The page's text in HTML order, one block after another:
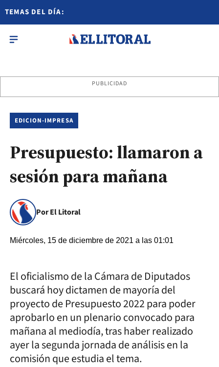
TEMAS DEL DÍA:
PUBLICIDAD
EDICION-IMPRESA
Presupuesto: llamaron a
sesión para mañana
Por El Litoral
Miércoles, 15 de diciembre de 2021 a las 01:01
El oficialismo de la Cámara de Diputados
buscará hoy dictamen de mayoría del
proyecto de Presupuesto 2022 para poder
aprobarlo en un plenario convocado para
mañana al mediodía, tras haber realizado
ayer la segunda jornada de análisis en la
comisión que estudia el tema.